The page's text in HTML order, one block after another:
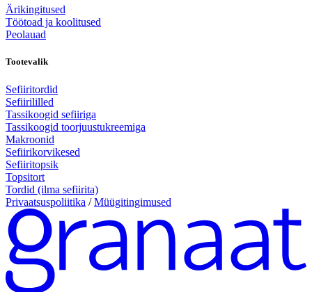
Ärikingitused
Töötoad ja koolitused
Peolauad
Tootevalik
Sefiiritordid
Sefiirililled
Tassikoogid sefiiriga
Tassikoogid toorjuustukreemiga
Makroonid
Sefiirikorvikesed
Sefiiritopsik
Topsitort
Tordid (ilma sefiirita)
Privaatsuspoliitika /Müügitingimused